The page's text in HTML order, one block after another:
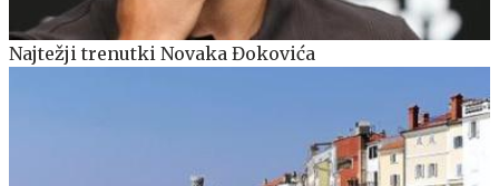
Najtežji trenutki Novaka Đokovića